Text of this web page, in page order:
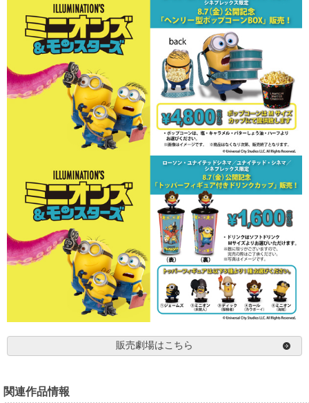
販売劇場はこちら
関連作品情報